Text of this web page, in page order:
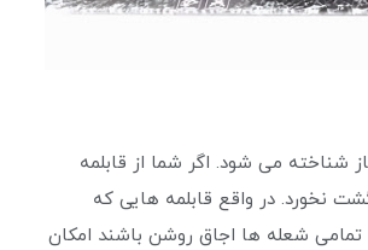
شناخته می شود. اگر شما از قابلمه
نخورد. در واقع قابلمه هایی که
شعله ها اجاق روشن باشند امکان